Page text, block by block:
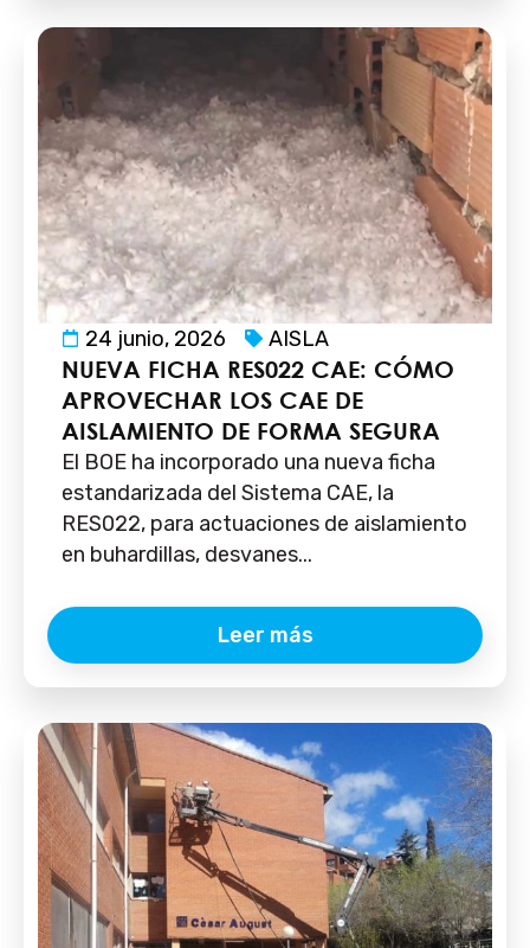
24 junio, 2026 AISLA
NUEVA FICHA RES022 CAE: CÓMO
APROVECHAR LOS CAE DE
AISLAMIENTO DE FORMA SEGURA
El BOE ha incorporado una nueva ficha
estandarizada del Sistema CAE, la
RES022, para actuaciones de aislamiento
en buhardillas, desvanes...
Leer más